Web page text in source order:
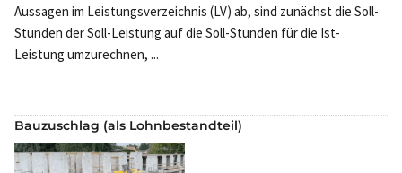
Aussagen im Leistungsverzeichnis (LV) ab, sind zunächst die Soll-
Stunden der Soll-Leistung auf die Soll-Stunden für die Ist-
Leistung umzurechnen, ...
Bauzuschlag (als Lohnbestandteil)